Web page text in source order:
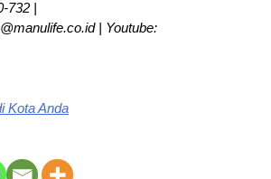
732 |
| Youtube:
Kota Anda